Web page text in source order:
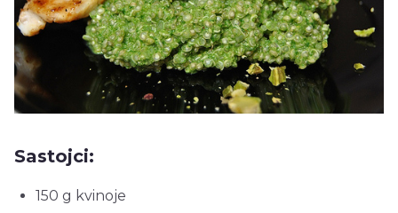
Sastojci:
150 g kvinoje